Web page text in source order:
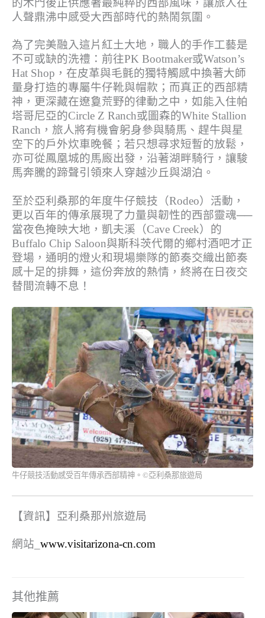
的木門後正供應著最純粹的西部風味， 讓旅人在
人聲鼎沸中感受大西部時代的熱鬧氛圍。
為了完美融入這片紅土大地，職人的手作工藝是
不可或缺的洗禮： 前往PK Bootmaker或Watson’s
Hat Shop ， 在皮革與毛氈的獨特觸感中換著大師
量身打造的專屬牛仔靴與帽款； 而真正的西部精
神，更深藏在遼敻荒野的律動之中， 如能入住帕
塔哥尼亞的Circle Z Ranch或圖森的White Stallion
Ranch ，旅人將有機會躬身參與騎馬、 趕牛與星
空下的戶外炊車晚餐；若只想尋求短暫的放鬆，
亦可從鳳凰城的馬廄出發，沿著湖畔騎行， 讓駿
馬奔騰的蹄聲引領來人穿越沙丘與湖泊。
至於亞利桑那的年度牛仔競技（Rodeo）活動，
更以百年的傳承展現了力量與韌性的西部靈魂──
當夜色掩映大地， 凱夫溪（Cave Creek）的
Buffalo Chip Saloon與斯科茨代爾的鄉村酒吧才正
登場， 通明的燈火和現場樂隊的節奏交織出節奏
感十足的排舞， 這份奔放的熱情，終將在日夜交
替間流轉不息！
牛仔競技活動感受百年傳承西部精神。 ©亞利桑那旅遊局
【資訊】亞利桑那州旅遊局
網站 www.visitarizona-cn.com
其他推薦